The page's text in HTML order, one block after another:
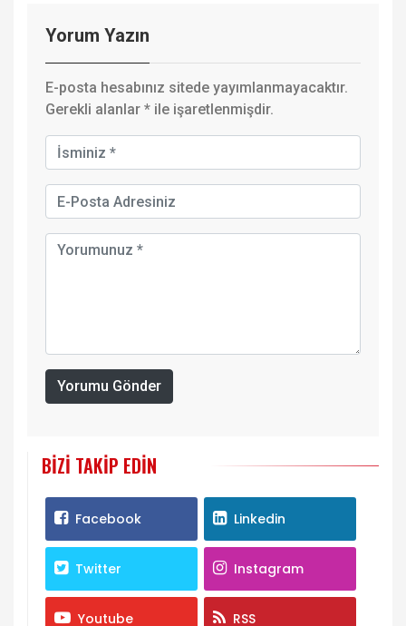
Yorum Yazın
E-posta hesabınız sitede yayımlanmayacaktır.
Gerekli alanlar * ile işaretlenmişdir.
Yorumu Gönder
BIZI TAKIP EDIN
Facebook Linkedin
Twitter Instagram
Youtube RSS